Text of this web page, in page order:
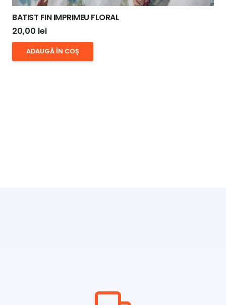
BATIST FIN IMPRIMEU FLORAL
20,00 lei
ADAUGĂ ÎN COȘ